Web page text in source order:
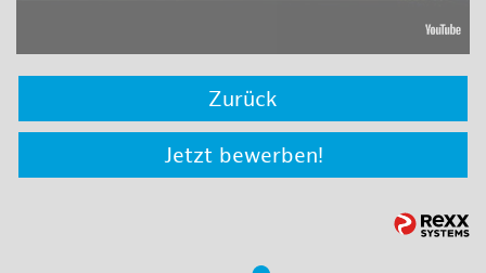
Zurück
Jetzt bewerben!